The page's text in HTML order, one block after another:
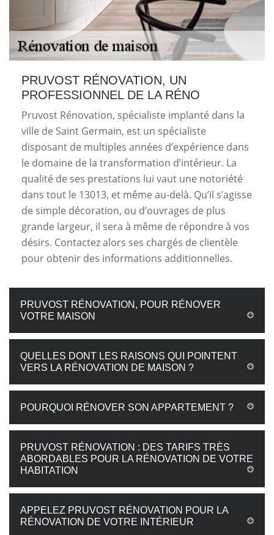
PRUVOST RÉNOVATION, UN
PROFESSIONNEL DE LA RÉNO
Pruvost Rénovation, spécialiste implanté dans la
ville de Saint Germain, est un spécialiste
disposant de multiples années d’expérience dans
le domaine de la transformation d’intérieur. La
qualité de ses prestations lui vaut une notoriété
dans tout le 13013, et même au-delà. Qu’il s’agisse
de simple décoration, ou d’ouvrages de plus
grande largeur, il sera à même de répondre à vos
désirs. Contactez alors ses chargés de clientèle
pour obtenir des informations additionnelles.
PRUVOST RÉNOVATION, POUR RÉNOVER
VOTRE MAISON
QUELLES DONT LES RAISONS QUI POINTENT
VERS LA RÉNOVATION DE MAISON ?
POURQUOI RÉNOVER SON APPARTEMENT ?
PRUVOST RÉNOVATION : DES TARIFS TRÈS
ABORDABLES POUR LA RÉNOVATION DE VOTRE
HABITATION
APPELEZ PRUVOST RÉNOVATION POUR LA
RÉNOVATION DE VOTRE INTÉRIEUR